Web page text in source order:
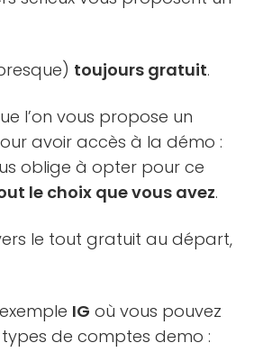
toujours gratuit.
l’on vous propose un
avoir accès à la démo :
oblige à opter pour ce
le choix que vous avez.
le tout gratuit au départ,
IG où vous pouvez
de comptes demo :